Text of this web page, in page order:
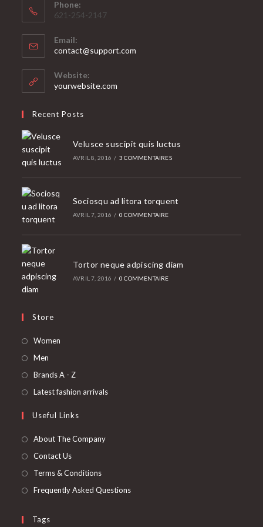
Phone:
621-254-2147
Email:
contact@support.com
Website:
yourwebsite.com
Recent Posts
Velusce suscipit quis luctus
AVRIL 8, 2016 / 3 COMMENTAIRES
Sociosqu ad litora torquent
AVRIL 7, 2016 / 0 COMMENTAIRE
Tortor neque adpiscing diam
AVRIL 7, 2016 / 0 COMMENTAIRE
Store
Women
Men
dans
onglet
Brands A - ZS’ouvre
dans
nouvel
Latest fashion arrivalsS’ouvre
Useful Links
About The Company
Contact Us
Terms & Conditions
Frequently Asked Questions
Tags